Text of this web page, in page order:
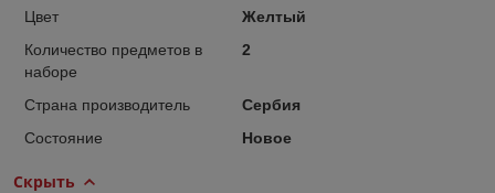
Цвет
Желтый
Количество предметов в
наборе
2
Страна производитель
Сербия
Состояние
Новое
Скрыть